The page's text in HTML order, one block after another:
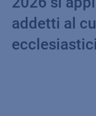
addetti al